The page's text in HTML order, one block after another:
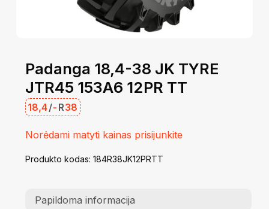
Padanga 18,4-38 JK TYRE
JTR45 153A6 12PR TT
18,4/- R38
Norėdami matyti kainas prisijunkite
Produkto kodas: 184R38JK12PRTT
Papildoma informacija